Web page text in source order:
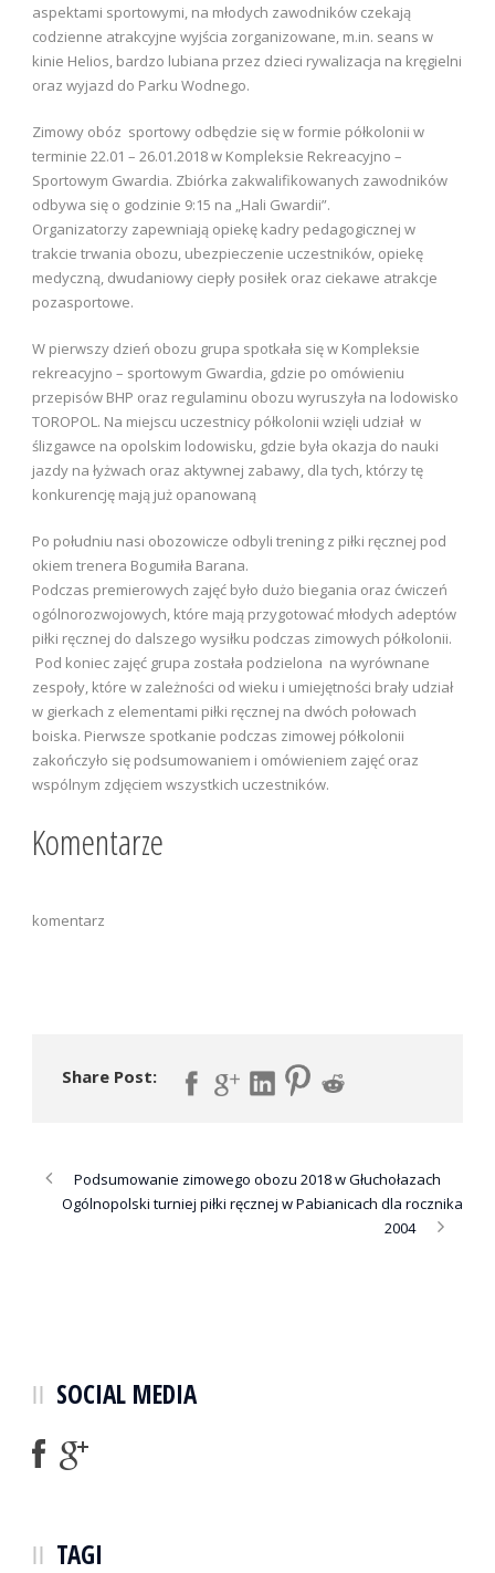
aspektami sportowymi, na młodych zawodników czekają
codzienne atrakcyjne wyjścia zorganizowane, m.in. seans w
kinie Helios, bardzo lubiana przez dzieci rywalizacja na kręgielni
oraz wyjazd do Parku Wodnego.
Zimowy obóz sportowy odbędzie się w formie półkolonii w
terminie 22.01 – 26.01.2018 w Kompleksie Rekreacyjno –
Sportowym Gwardia. Zbiórka zakwalifikowanych zawodników
odbywa się o godzinie 9:15 na „Hali Gwardii”.
Organizatorzy zapewniają opiekę kadry pedagogicznej w
trakcie trwania obozu, ubezpieczenie uczestników, opiekę
medyczną, dwudaniowy ciepły posiłek oraz ciekawe atrakcje
pozasportowe.
W pierwszy dzień obozu grupa spotkała się w Kompleksie
rekreacyjno – sportowym Gwardia, gdzie po omówieniu
przepisów BHP oraz regulaminu obozu wyruszyła na lodowisko
TOROPOL. Na miejscu uczestnicy półkolonii wzięli udział w
ślizgawce na opolskim lodowisku, gdzie była okazja do nauki
jazdy na łyżwach oraz aktywnej zabawy, dla tych, którzy tę
konkurencję mają już opanowaną
Po południu nasi obozowicze odbyli trening z piłki ręcznej pod
okiem trenera Bogumiła Barana.
Podczas premierowych zajęć było dużo biegania oraz ćwiczeń
ogólnorozwojowych, które mają przygotować młodych adeptów
piłki ręcznej do dalszego wysiłku podczas zimowych półkolonii.
Pod koniec zajęć grupa została podzielona na wyrównane
zespoły, które w zależności od wieku i umiejętności brały udział
w gierkach z elementami piłki ręcznej na dwóch połowach
boiska. Pierwsze spotkanie podczas zimowej półkolonii
zakończyło się podsumowaniem i omówieniem zajęć oraz
wspólnym zdjęciem wszystkich uczestników.
Komentarze
komentarz
Share Post:
Podsumowanie zimowego obozu 2018 w Głuchołazach
Ogólnopolski turniej piłki ręcznej w Pabianicach dla rocznika
2004
SOCIAL MEDIA
TAGI